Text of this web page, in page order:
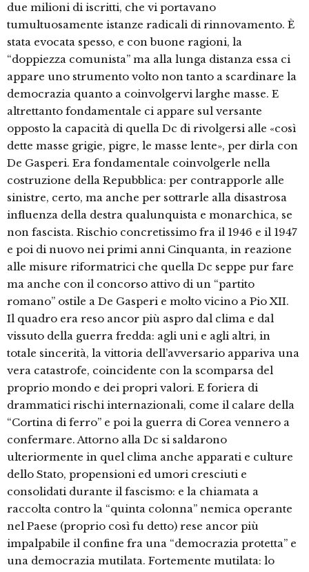
due milioni di iscritti, che vi portavano
tumultuosamente istanze radicali di rinnovamento. È
stata evocata spesso, e con buone ragioni, la
“doppiezza comunista” ma alla lunga distanza essa ci
appare uno strumento volto non tanto a scardinare la
democrazia quanto a coinvolgervi larghe masse. E
altrettanto fondamentale ci appare sul versante
opposto la capacità di quella Dc di rivolgersi alle «così
dette masse grigie, pigre, le masse lente», per dirla con
De Gasperi. Era fondamentale coinvolgerle nella
costruzione della Repubblica: per contrapporle alle
sinistre, certo, ma anche per sottrarle alla disastrosa
influenza della destra qualunquista e monarchica, se
non fascista. Rischio concretissimo fra il 1946 e il 1947
e poi di nuovo nei primi anni Cinquanta, in reazione
alle misure riformatrici che quella Dc seppe pur fare
ma anche con il concorso attivo di un “partito
romano” ostile a De Gasperi e molto vicino a Pio XII.
Il quadro era reso ancor più aspro dal clima e dal
vissuto della guerra fredda: agli uni e agli altri, in
totale sincerità, la vittoria dell’avversario appariva una
vera catastrofe, coincidente con la scomparsa del
proprio mondo e dei propri valori. E foriera di
drammatici rischi internazionali, come il calare della
“Cortina di ferro” e poi la guerra di Corea vennero a
confermare. Attorno alla Dc si saldarono
ulteriormente in quel clima anche apparati e culture
dello Stato, propensioni ed umori cresciuti e
consolidati durante il fascismo: e la chiamata a
raccolta contro la “quinta colonna” nemica operante
nel Paese (proprio così fu detto) rese ancor più
impalpabile il confine fra una “democrazia protetta” e
una democrazia mutilata. Fortemente mutilata: lo